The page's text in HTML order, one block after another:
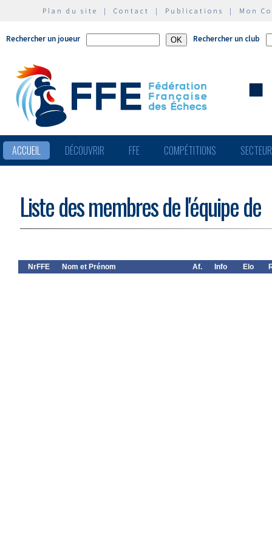
Plan du site | Contact | Publications | Mon
Rechercher un joueur Rechercher un club
ACCUEIL DÉCOUVRIR FFE COMPÉTITIONS
Liste des membres de l'équipe de
NrFFE Nom et Prénom Af. Info Elo